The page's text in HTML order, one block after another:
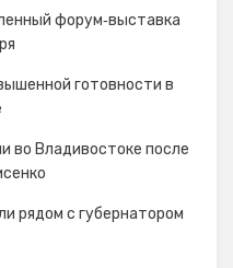
форум‑выставка
готовности в
во Владивостоке после
рядом с губернатором